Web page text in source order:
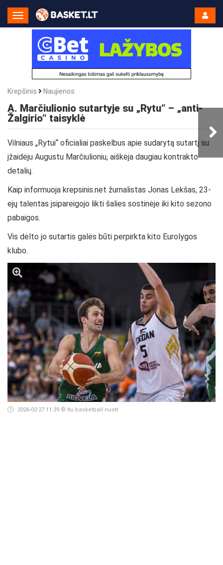
Toggle
Navigation
Krepšinis Naujienos
A. Marčiulionio sutartyje su „Rytu“ – „anti-
Žalgirio“ taisyklė
Vilniaus „Rytui“ oficialiai paskelbus apie sudarytą sutartį su
įžaidėju Augustu Marčiulioniu, aiškėja daugiau kontrakto
detalių.
Kaip informuoja krepsinis.net žurnalistas Jonas Lekšas, 23-
ejų talentas įsipareigojo likti šalies sostinėje iki kito sezono
pabaigos.
Vis dėlto jo sutartis galės būti perpirkta kito Eurolygos
klubo.
2026-02-27 11:39 © ltu basketball nuotr.